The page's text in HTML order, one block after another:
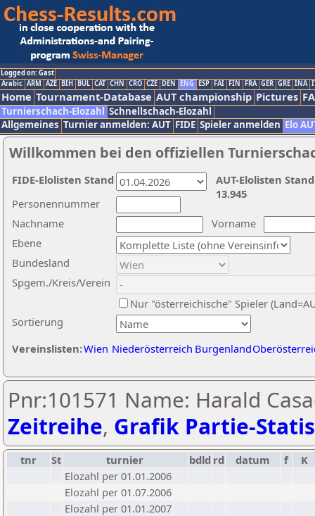
Logged on: Gast
Arabic ARM AZE BIH BUL CAT CHN CRO CZE DEN ENG ESP FAI FIN FRA GER GRE INA
Home Tournament-Database AUT championship Pictures
Turnierschach-Elozahl Schnellschach-Elozahl
Allgemeines Turnier anmelden: AUT FIDE Spieler anmelden Elo
Willkommen bei den offiziellen
Nachname
Vorname
Ebene
Sortierung
Personennummer
Bundesland
Spgem./Kreis/Verein
Nur "österreichische" Spieler
Vereinslisten:Wien Niederösterreich Burgenland
AUT-Elolisten
13.945
FIDE-Elolisten Stand
Pnr:101571 Name: Harald
Zeitreihe, Grafik Partie-
tnr St turnier bdld rd datum f
K
Elozahl per 01.01.2006
Elozahl per 01.07.2006
Elozahl per 01.01.2007